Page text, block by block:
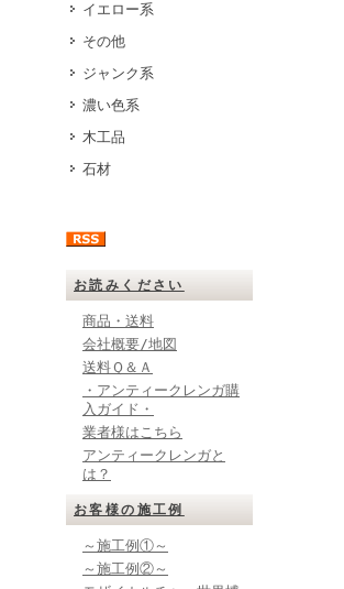
イエロー系
その他
ジャンク系
濃い色系
木工品
石材
お読みください
商品・送料
会社概要/地図
送料Ｑ＆Ａ
・アンティークレンガ購
入ガイド・
業者様はこちら
アンティークレンガと
は？
お客様の施工例
～施工例①～
～施工例②～